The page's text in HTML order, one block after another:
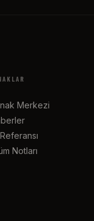
Merkezi
Notları